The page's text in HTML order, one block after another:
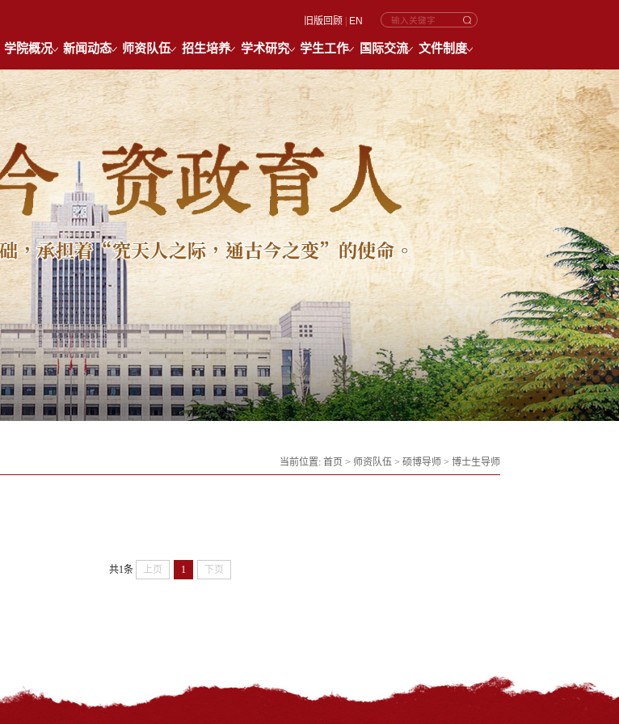
旧版回顾 | EN
学院概况 新闻动态 师资队伍 招生培养 学术研究 学生工作 国际交流 文件制度
当前位置: 首页 > 师资队伍 > 硕博导师 > 博士生导师
共1条 上页 1 下页